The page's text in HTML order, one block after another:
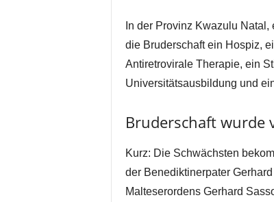
In der Provinz Kwazulu
die Bruderschaft ein Hospiz,
Antiretrovirale Therapie, ein
Universitätsausbildung und
Bruderschaft wurde
Kurz: Die Schwächsten
der Benediktinerpater
Malteserordens Gerhard